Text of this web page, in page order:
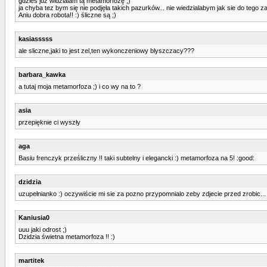
ja chyba tez bym się nie podjęła takich pazurków... nie wiedzialabym jak sie do tego
Aniu dobra robota!! :) śliczne są ;)
kasiasssss
ale sliczne,jaki to jest zel,ten wykonczeniowy blyszczacy???
barbara_kawka
a tutaj moja metamorfoza ;) i co wy na to ?
asia
przepięknie ci wyszły
aga
Basiu frenczyk prześliczny !! taki subtelny i elegancki :) metamorfoza na 5! :good:
dzidzia
uzupełnianko :) oczywiście mi sie za pozno przypomnialo zeby zdjecie przed zrobic...
Kaniusia0
uuu jaki odrost ;)
Dzidzia świetna metamorfoza !! :)
martitek